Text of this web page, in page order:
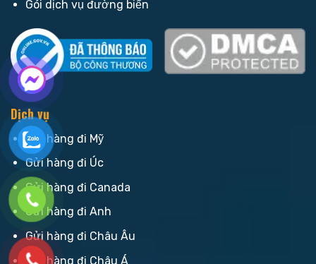
Gói dịch vụ đường biển
Dịch vụ
Gửi hàng đi Mỹ
Gửi hàng đi Úc
Gửi hàng đi Canada
Gửi hàng đi Anh
Gửi hàng đi Châu Âu
Gửi hàng đi Châu Á